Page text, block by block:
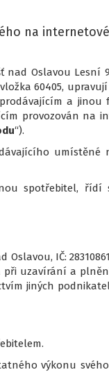
na
nad Oslavou Lesní
60405,
a jinou
provozován na
“).
umístěné
spotřebitel, řídí
IČ:
při uzavírání a
jiných
výkonu